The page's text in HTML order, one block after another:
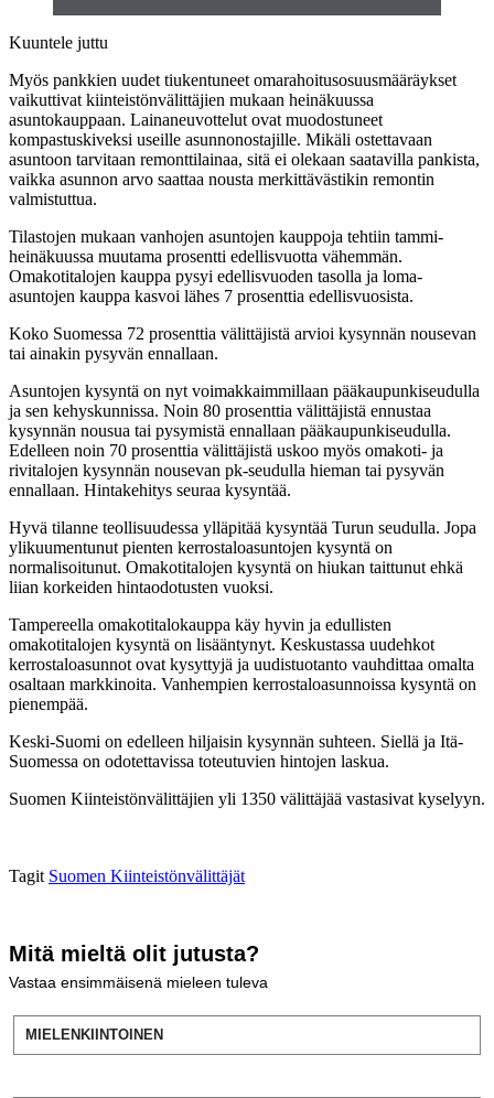
Kuuntele juttu
Myös pankkien uudet tiukentuneet omarahoitusosuusmääräykset
vaikuttivat kiinteistönvälittäjien mukaan heinäkuussa
asuntokauppaan. Lainaneuvottelut ovat muodostuneet
kompastuskiveksi useille asunnonostajille. Mikäli ostettavaan
asuntoon tarvitaan remonttilainaa, sitä ei olekaan saatavilla pankista,
vaikka asunnon arvo saattaa nousta merkittävästikin remontin
valmistuttua.
Tilastojen mukaan vanhojen asuntojen kauppoja tehtiin tammi-
heinäkuussa muutama prosentti edellisvuotta vähemmän.
Omakotitalojen kauppa pysyi edellisvuoden tasolla ja loma-
asuntojen kauppa kasvoi lähes 7 prosenttia edellisvuosista.
Koko Suomessa 72 prosenttia välittäjistä arvioi kysynnän nousevan
tai ainakin pysyvän ennallaan.
Asuntojen kysyntä on nyt voimakkaimmillaan pääkaupunkiseudulla
ja sen kehyskunnissa. Noin 80 prosenttia välittäjistä ennustaa
kysynnän nousua tai pysymistä ennallaan pääkaupunkiseudulla.
Edelleen noin 70 prosenttia välittäjistä uskoo myös omakoti- ja
rivitalojen kysynnän nousevan pk-seudulla hieman tai pysyvän
ennallaan. Hintakehitys seuraa kysyntää.
Hyvä tilanne teollisuudessa ylläpitää kysyntää Turun seudulla. Jopa
ylikuumentunut pienten kerrostaloasuntojen kysyntä on
normalisoitunut. Omakotitalojen kysyntä on hiukan taittunut ehkä
liian korkeiden hintaodotusten vuoksi.
Tampereella omakotitalokauppa käy hyvin ja edullisten
omakotitalojen kysyntä on lisääntynyt. Keskustassa uudehkot
kerrostaloasunnot ovat kysyttyjä ja uudistuotanto vauhdittaa omalta
osaltaan markkinoita. Vanhempien kerrostaloasunnoissa kysyntä on
pienempää.
Keski-Suomi on edelleen hiljaisin kysynnän suhteen. Siellä ja Itä-
Suomessa on odotettavissa toteutuvien hintojen laskua.
Suomen Kiinteistönvälittäjien yli 1350 välittäjää vastasivat kyselyyn.
Tagit Suomen Kiinteistönvälittäjät
Mitä mieltä olit jutusta?
Vastaa ensimmäisenä mieleen tuleva
MIELENKIINTOINEN